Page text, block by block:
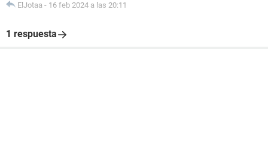
ElJotaa - 16 feb 2024 a las 20:11
1 respuesta